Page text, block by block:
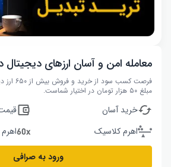
معامله امن و آسان ارزهای دیجیتال
فرصت کسب
مبلغ ۵۰ هزار تومان در اختیار شماست.
خرید آسان
اهرم کلاسیک
ورود به صرافی